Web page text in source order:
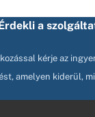
a
kérje az
amelyen kiderül,